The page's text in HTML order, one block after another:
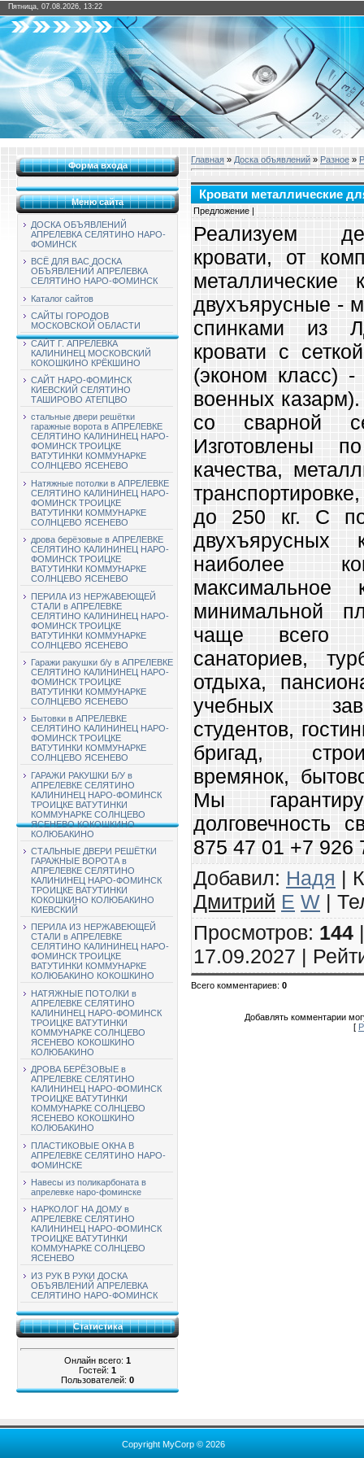
Пятница, 07.08.2026, 13:22
Форма входа
Меню сайта
ДОСКА ОБЪЯВЛЕНИЙ
АПРЕЛЕВКА СЕЛЯТИНО НАРО-
ФОМИНСК
ВСЁ ДЛЯ ВАС ДОСКА
ОБЪЯВЛЕНИЙ АПРЕЛЕВКА
СЕЛЯТИНО НАРО-ФОМИНСК
Каталог сайтов
САЙТЫ ГОРОДОВ
МОСКОВСКОЙ ОБЛАСТИ
САЙТ Г. АПРЕЛЕВКА
КАЛИНИНЕЦ МОСКОВСКИЙ
КОКОШКИНО КРЁКШИНО
САЙТ НАРО-ФОМИНСК
КИЕВСКИЙ СЕЛЯТИНО
ТАШИРОВО АТЕПЦВО
стальные двери решётки
гаражные ворота в АПРЕЛЕВКЕ
СЕЛЯТИНО КАЛИНИНЕЦ НАРО-
ФОМИНСК ТРОИЦКЕ
ВАТУТИНКИ КОММУНАРКЕ
СОЛНЦЕВО ЯСЕНЕВО
Натяжные потолки в АПРЕЛЕВКЕ
СЕЛЯТИНО КАЛИНИНЕЦ НАРО-
ФОМИНСК ТРОИЦКЕ
ВАТУТИНКИ КОММУНАРКЕ
СОЛНЦЕВО ЯСЕНЕВО
дрова берёзовые в АПРЕЛЕВКЕ
СЕЛЯТИНО КАЛИНИНЕЦ НАРО-
ФОМИНСК ТРОИЦКЕ
ВАТУТИНКИ КОММУНАРКЕ
СОЛНЦЕВО ЯСЕНЕВО
ПЕРИЛА ИЗ НЕРЖАВЕЮЩЕЙ
СТАЛИ в АПРЕЛЕВКЕ
СЕЛЯТИНО КАЛИНИНЕЦ НАРО-
ФОМИНСК ТРОИЦКЕ
ВАТУТИНКИ КОММУНАРКЕ
СОЛНЦЕВО ЯСЕНЕВО
Гаражи ракушки б/у в АПРЕЛЕВКЕ
СЕЛЯТИНО КАЛИНИНЕЦ НАРО-
ФОМИНСК ТРОИЦКЕ
ВАТУТИНКИ КОММУНАРКЕ
СОЛНЦЕВО ЯСЕНЕВО
Бытовки в АПРЕЛЕВКЕ
СЕЛЯТИНО КАЛИНИНЕЦ НАРО-
ФОМИНСК ТРОИЦКЕ
ВАТУТИНКИ КОММУНАРКЕ
СОЛНЦЕВО ЯСЕНЕВО
ГАРАЖИ РАКУШКИ Б/У в
АПРЕЛЕВКЕ СЕЛЯТИНО
КАЛИНИНЕЦ НАРО-ФОМИНСК
ТРОИЦКЕ ВАТУТИНКИ
КОММУНАРКЕ СОЛНЦЕВО
ЯСЕНЕВО КОКОШКИНО
КОЛЮБАКИНО
СТАЛЬНЫЕ ДВЕРИ РЕШЁТКИ
ГАРАЖНЫЕ ВОРОТА в
АПРЕЛЕВКЕ СЕЛЯТИНО
КАЛИНИНЕЦ НАРО-ФОМИНСК
ТРОИЦКЕ ВАТУТИНКИ
КОКОШКИНО КОЛЮБАКИНО
КИЕВСКИЙ
ПЕРИЛА ИЗ НЕРЖАВЕЮЩЕЙ
СТАЛИ в АПРЕЛЕВКЕ
СЕЛЯТИНО КАЛИНИНЕЦ НАРО-
ФОМИНСК ТРОИЦКЕ
ВАТУТИНКИ КОММУНАРКЕ
КОЛЮБАКИНО КОКОШКИНО
НАТЯЖНЫЕ ПОТОЛКИ в
АПРЕЛЕВКЕ СЕЛЯТИНО
КАЛИНИНЕЦ НАРО-ФОМИНСК
ТРОИЦКЕ ВАТУТИНКИ
КОММУНАРКЕ СОЛНЦЕВО
ЯСЕНЕВО КОКОШКИНО
КОЛЮБАКИНО
ДРОВА БЕРЁЗОВЫЕ в
АПРЕЛЕВКЕ СЕЛЯТИНО
КАЛИНИНЕЦ НАРО-ФОМИНСК
ТРОИЦКЕ ВАТУТИНКИ
КОММУНАРКЕ СОЛНЦЕВО
ЯСЕНЕВО КОКОШКИНО
КОЛЮБАКИНО
ПЛАСТИКОВЫЕ ОКНА В
АПРЕЛЕВКЕ СЕЛЯТИНО НАРО-
ФОМИНСКЕ
Навесы из поликарбоната в
апрелевке наро-фоминске
НАРКОЛОГ НА ДОМУ в
АПРЕЛЕВКЕ СЕЛЯТИНО
КАЛИНИНЕЦ НАРО-ФОМИНСК
ТРОИЦКЕ ВАТУТИНКИ
КОММУНАРКЕ СОЛНЦЕВО
ЯСЕНЕВО
ИЗ РУК В РУКИ ДОСКА
ОБЪЯВЛЕНИЙ АПРЕЛЕВКА
СЕЛЯТИНО НАРО-ФОМИНСК
Статистика
Онлайн всего: 1
Гостей: 1
Пользователей: 0
Главная » Доска объявлений » Разное »
Кровати металлические
Предложение |
Реализуем
кровати, от
металлические
двухъярусные -
спинками из
кровати с
(эконом класс) -
военных
со сварной
Изготовлены
качества,
до 250 кг. С
двухъярусных
наиболее
максимальное
минимальной
чаще всего
санаториев,
отдыха,
учебных
студентов,
бригад,
времянок,
Мы
долговечность
875 47 01 +7 926
Добавил: Надя |
Дмитрий E W |
Просмотров: 144
17.09.2027 |
Всего комментариев: 0
Добавлять комментарии
[
Copyright MyCorp © 2026